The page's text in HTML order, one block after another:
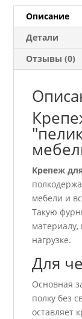
Описание
Детали
Отзывы (0)
Крепеж
мебели и
Такую
нагрузке.
Для
Основная
полку без
оставляет